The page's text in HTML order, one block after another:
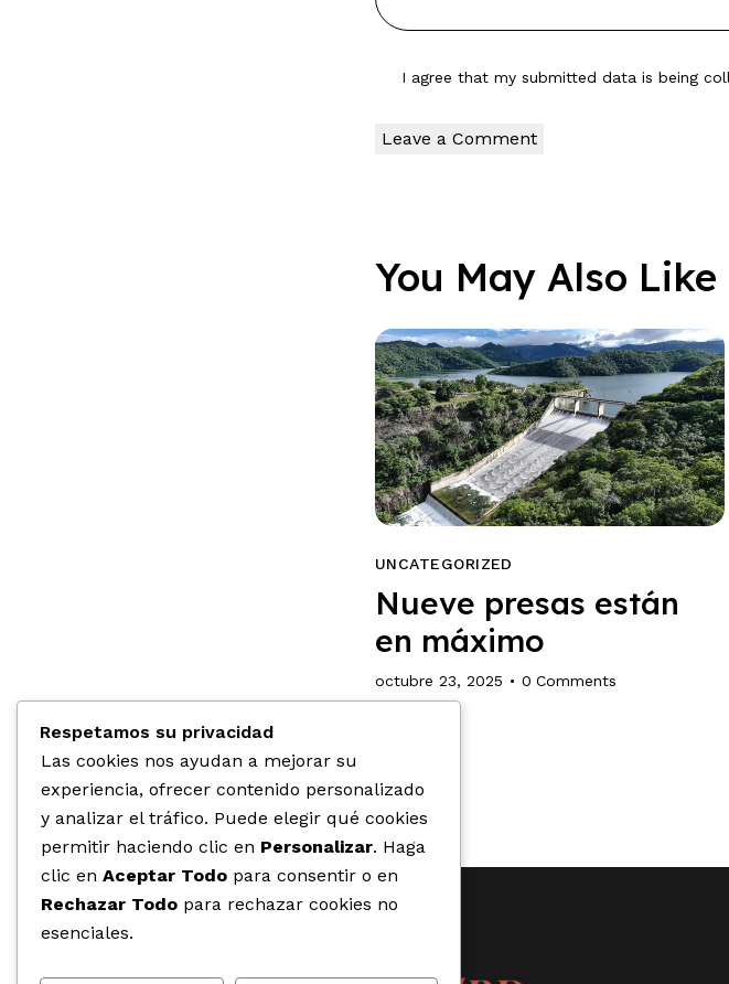
I agree that my submitted data is being
You May Also Like
UNCATEGORIZED
Nueve presas están
en máximo
octubre 23, 2025 0 Comments
Respetamos su privacidad
Las cookies nos ayudan a mejorar su
experiencia, ofrecer contenido personalizado
y analizar el tráfico. Puede elegir qué cookies
permitir haciendo clic en Personalizar. Haga
clic en Aceptar Todo para consentir o en
Rechazar Todo para rechazar cookies no
esenciales.